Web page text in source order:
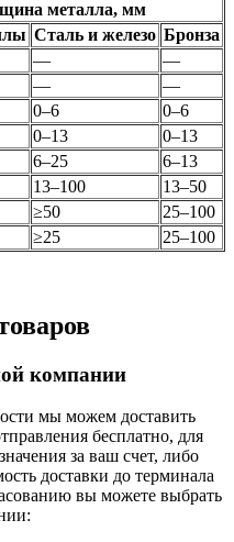
металла, мм
Сталь и железо Бронза
—
—
—
—
0–6
0–6
0–13
0–13
6–25
6–13
13–100
13–50
≥50
25–100
≥25 25–100
компании
мы можем доставить
бесплатно, для
за ваш счет, либо
доставки до терминала
вы можете выбрать